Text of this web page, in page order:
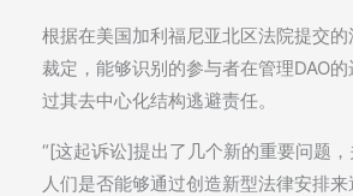
根据在美国加利福尼亚北区法院提交
裁定，能够识别的参与者在管理DAO
过其去中心化结构逃避责任。
“[这起诉讼]提出了几个新的重要问题
人们是否能够通过创造新型法律安排